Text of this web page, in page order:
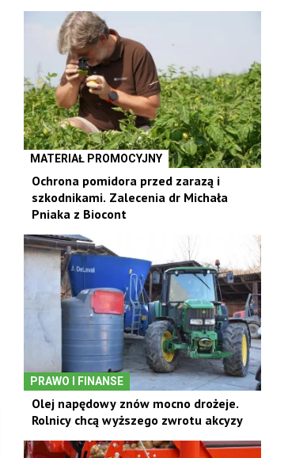
MATERIAŁ PROMOCYJNY
Ochrona pomidora przed zarazą i
szkodnikami. Zalecenia dr Michała
Pniaka z Biocont
PRAWO I FINANSE
Olej napędowy znów mocno drożeje.
Rolnicy chcą wyższego zwrotu akcyzy